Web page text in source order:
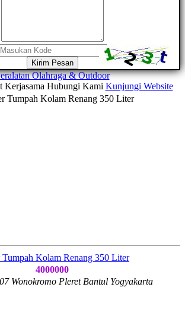
Kirim Pesan
Olahraga & Outdoor
Kerjasama Hubungi Kami Kunjungi Website
Tumpah Kolam Renang 350 Liter
4000000
Wonokromo Pleret Bantul Yogyakarta